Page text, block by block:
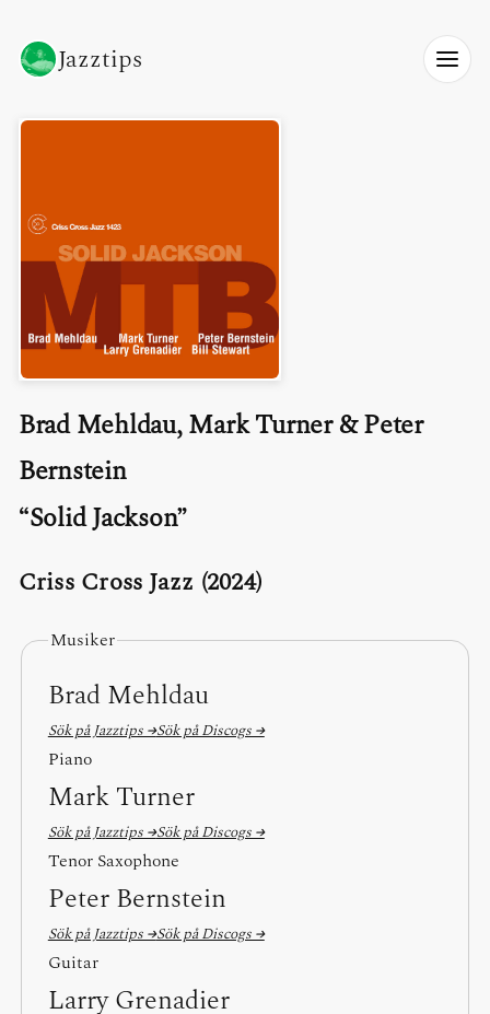
Jazztips
Brad Mehldau, Mark Turner & Peter
Bernstein
Solid Jackson
Criss Cross Jazz (2024)
Musiker
Brad Mehldau
Sök på Jazztips →Sök på Discogs →
Piano
Mark Turner
Sök på Jazztips →Sök på Discogs →
Tenor Saxophone
Peter Bernstein
Sök på Jazztips →Sök på Discogs →
Guitar
Larry Grenadier